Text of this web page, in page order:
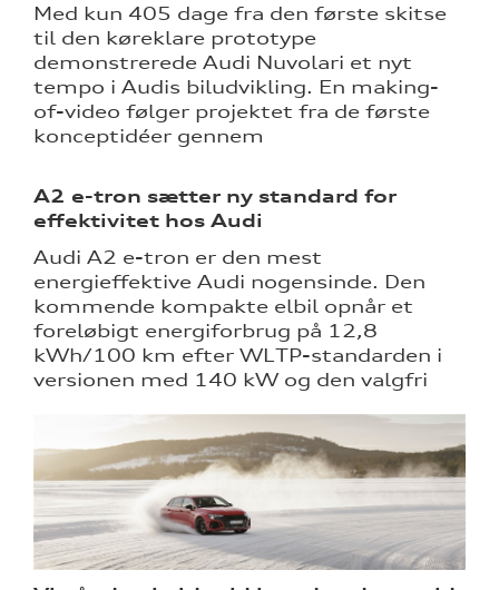
Med kun 405 dage fra den første skitse
til den køreklare prototype
demonstrerede Audi Nuvolari et nyt
tempo i Audis biludvikling. En making-
of-video følger projektet fra de første
konceptidéer gennem
A2 e-tron sætter ny standard for
effektivitet hos Audi
Audi A2 e-tron er den mest
energieffektive Audi nogensinde. Den
kommende kompakte elbil opnår et
foreløbigt energiforbrug på 12,8
kWh/100 km efter WLTP-standarden i
versionen med 140 kW og den valgfri